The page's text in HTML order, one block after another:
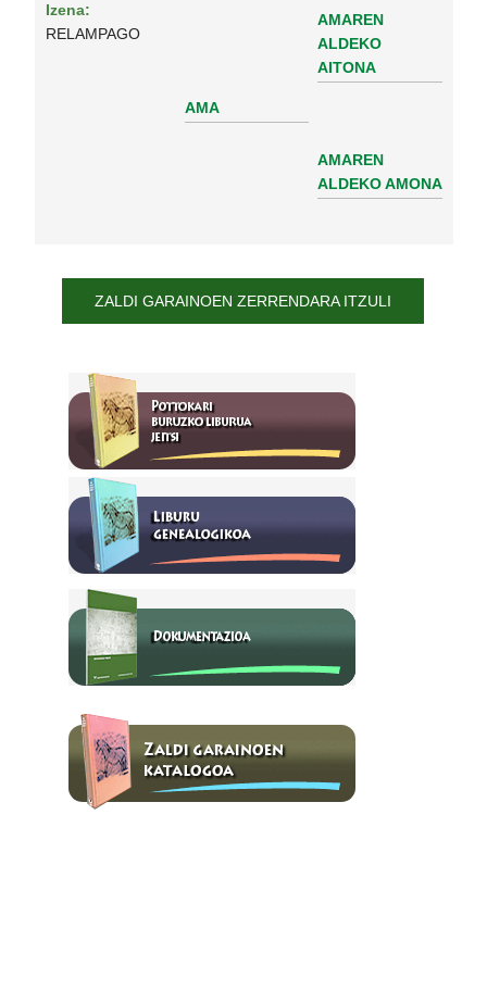
Izena:
RELAMPAGO
AMA
AMAREN
ALDEKO
AITONA
AMAREN
ALDEKO AMONA
ZALDI GARAINOEN ZERRENDARA ITZULI